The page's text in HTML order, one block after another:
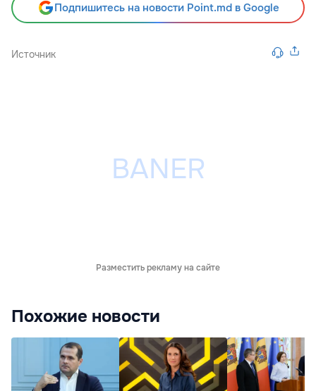
Подпишитесь на новости Point.md в Google
Источник
Разместить рекламу на сайте
Похожие новости